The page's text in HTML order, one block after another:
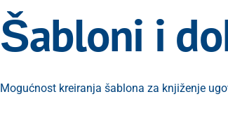
Šabloni i
Mogućnost kreiranja šablona za knjiženje